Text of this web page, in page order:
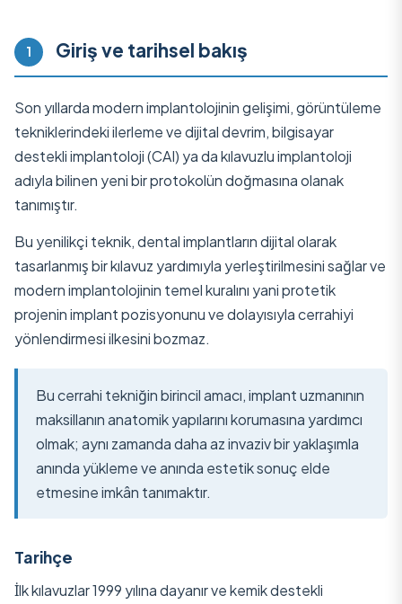
1 Giriş ve tarihsel bakış
Son yıllarda modern implantolojinin gelişimi, görüntüleme
tekniklerindeki ilerleme ve dijital devrim, bilgisayar
destekli implantoloji (CAI) ya da kılavuzlu implantoloji
adıyla bilinen yeni bir protokolün doğmasına olanak
tanımıştır.
Bu yenilikçi teknik, dental implantların dijital olarak
tasarlanmış bir kılavuz yardımıyla yerleştirilmesini sağlar ve
modern implantolojinin temel kuralını yani protetik
projenin implant pozisyonunu ve dolayısıyla cerrahiyi
yönlendirmesi ilkesini bozmaz.
Bu cerrahi tekniğin birincil amacı, implant uzmanının
maksillanın anatomik yapılarını korumasına yardımcı
olmak; aynı zamanda daha az invaziv bir yaklaşımla
anında yükleme ve anında estetik sonuç elde
etmesine imkân tanımaktır.
Tarihçe
İlk kılavuzlar 1999 yılına dayanır ve kemik destekli